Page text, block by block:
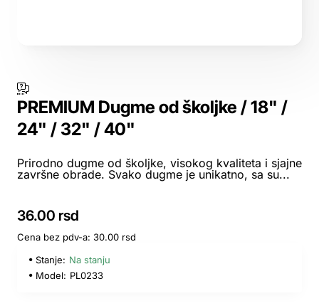
PREMIUM Dugme od školjke / 18" /
24" / 32" / 40"
Prirodno dugme od školjke, visokog kvaliteta i sjajne
završne obrade. Svako dugme je unikatno, sa su...
36.00 rsd
Cena bez pdv-a: 30.00 rsd
Stanje: Na stanju
Model: PL0233